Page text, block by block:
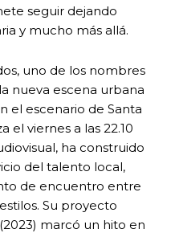
seguir dejando
y mucho más allá.
uno de los nombres
nueva escena urbana
el escenario de Santa
el viernes a las 22.10
ha construido
del talento local,
de encuentro entre
Su proyecto
marcó un hito en